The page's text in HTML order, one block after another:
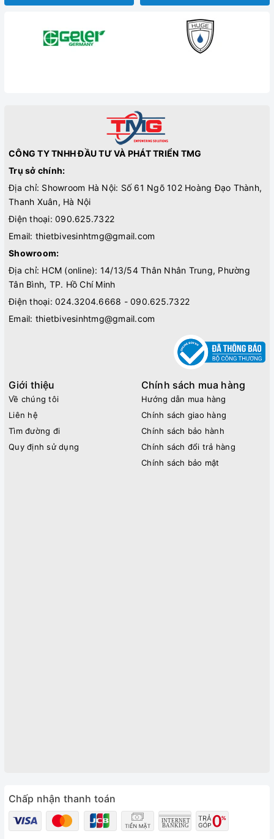
CÔNG TY TNHH ĐẦU TƯ VÀ PHÁT TRIỂN TMG
Trụ sở chính:
Địa chỉ: Showroom Hà Nội: Số 61 Ngõ 102 Hoàng Đạo Thành,
Thanh Xuân, Hà Nội
Điện thoại: 090.625.7322
Email: thietbivesinhtmg@gmail.com
Showroom:
Địa chỉ: HCM (online): 14/13/54 Thân Nhân Trung, Phường
Tân Bình, TP. Hồ Chí Minh
Điện thoại: 024.3204.6668 - 090.625.7322
Email: thietbivesinhtmg@gmail.com
Giới thiệu
Về chúng tôi
Liên hệ
Tìm đường đi
Quy định sử dụng
Chính sách mua hàng
Hướng dẫn mua hàng
Chính sách giao hàng
Chính sách bảo hành
Chính sách đổi trả hàng
Chính sách bảo mật
Chấp nhận thanh toán